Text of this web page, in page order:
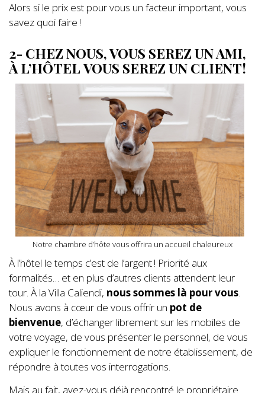
Alors si le prix est pour vous un facteur important, vous
savez quoi faire !
2- CHEZ NOUS, VOUS SEREZ UN AMI,
À L’HÔTEL VOUS SEREZ UN CLIENT !
Notre chambre d’hôte vous offrira un accueil chaleureux
À l’hôtel le temps c’est de l’argent ! Priorité aux
formalités… et en plus d’autres clients attendent leur
tour. À la Villa Caliendi, nous sommes là pour vous.
Nous avons à cœur de vous offrir un pot de
bienvenue, d’échanger librement sur les mobiles de
votre voyage, de vous présenter le personnel, de vous
expliquer le fonctionnement de notre établissement, de
répondre à toutes vos interrogations.
Mais au fait, avez-vous déjà rencontré le propriétaire